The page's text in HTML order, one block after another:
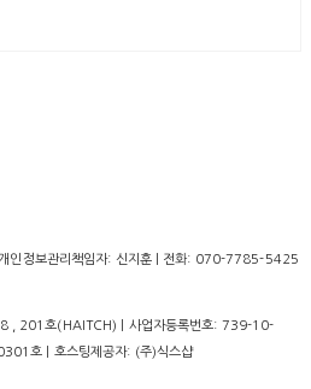
인정보관리책임자: 신지훈 | 전화: 070-7785-5425
, 201호(HAITCH) | 사업자등록번호: 739-10-
호 | 호스팅제공자: (주)식스샵